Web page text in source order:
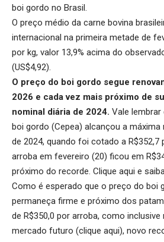
boi gordo no Brasil.
O preço médio da carne bovina
internacional na primeira metade de
por kg, valor 13,9% acima do
(US$4,92).
O preço do boi gordo segue
2026 e cada vez mais próximo de
nominal diária de 2024. Vale
boi gordo (Cepea) alcançou a
de 2024, quando foi cotado a R$352,7
arroba em fevereiro (20) ficou em
próximo do recorde. Clique aqui e
Como é esperado que o preço do boi
permaneça firme e próximo dos
de R$350,0 por arroba, como
mercado futuro (clique aqui), novo